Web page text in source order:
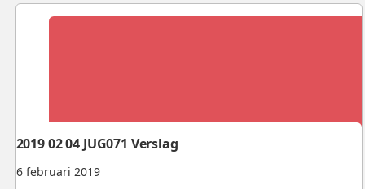
6 februari 2019
2019 02 04 JUG071 Verslag